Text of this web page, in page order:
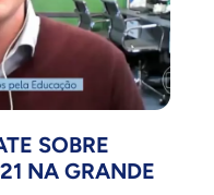
SOBRE
NA GRANDE